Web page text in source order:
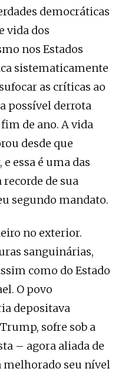
democráticas
vida dos
nos Estados
sistematicamente
as críticas ao
possível derrota
de ano. A vida
desde que
essa é uma das
de sua
segundo mandato.
no exterior.
sanguinárias,
como do Estado
O povo
depositava
sofre sob a
– agora aliada de
seu nível